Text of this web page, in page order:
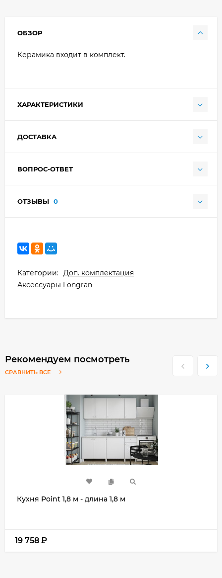
ОБЗОР
Керамика входит в комплект.
ХАРАКТЕРИСТИКИ
ДОСТАВКА
ВОПРОС-ОТВЕТ
ОТЗЫВЫ 0
Категории: Доп. комплектация
Аксессуары Longran
Рекомендуем посмотреть
СРАВНИТЬ ВСЕ
Кухня Point 1,8 м - длина 1,8 м
19 758 ₽